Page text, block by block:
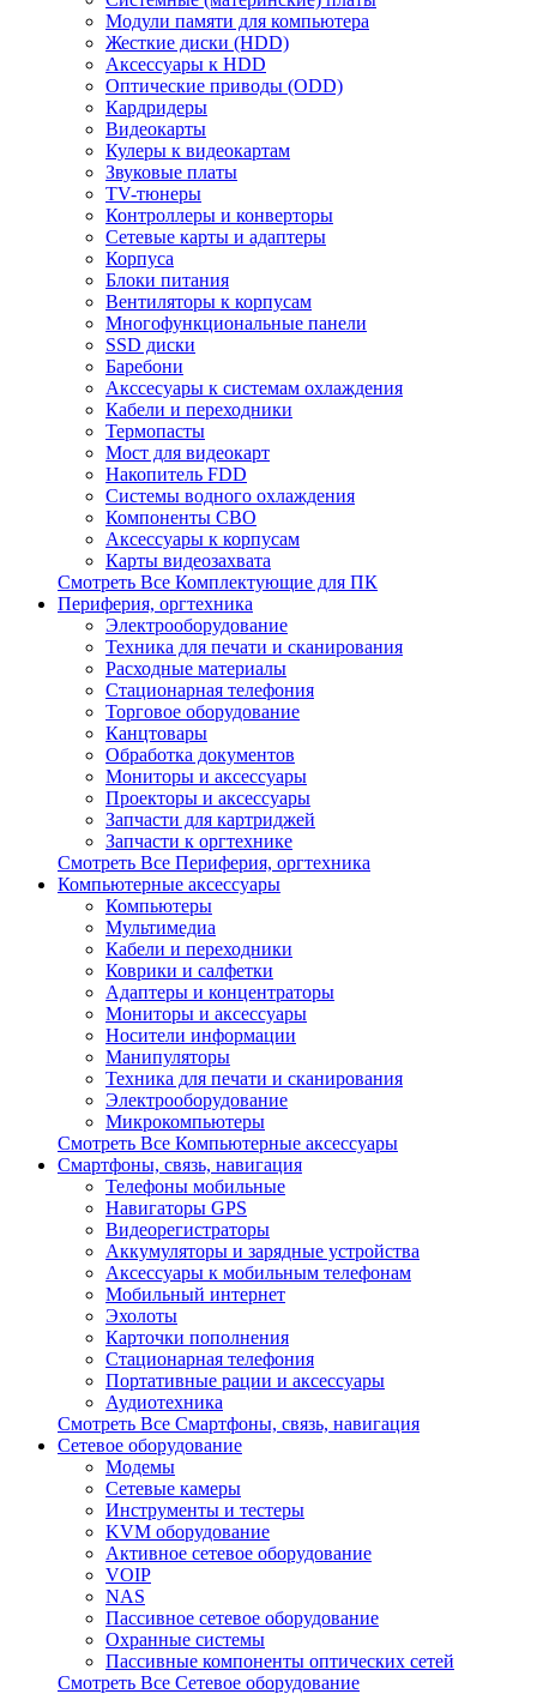
Модули памяти для компьютера
Жесткие диски (HDD)
Аксессуары к HDD
Оптические приводы (ODD)
Кардридеры
Видеокарты
Кулеры к видеокартам
Звуковые платы
TV-тюнеры
Контроллеры и конверторы
Сетевые карты и адаптеры
Корпуса
Блоки питания
Вентиляторы к корпусам
Многофункциональные панели
SSD диски
Баребони
Акссесуары к системам охлаждения
Кабели и переходники
Термопасты
Мост для видеокарт
Накопитель FDD
Системы водного охлаждения
Компоненты СВО
Аксессуары к корпусам
Карты видеозахвата
Смотреть Все Комплектующие для ПК
Периферия, оргтехника
Электрооборудование
Техника для печати и сканирования
Расходные материалы
Стационарная телефония
Торговое оборудование
Канцтовары
Обработка документов
Мониторы и аксессуары
Проекторы и аксессуары
Запчасти для картриджей
Запчасти к оргтехнике
Смотреть Все Периферия, оргтехника
Компьютерные аксессуары
Компьютеры
Мультимедиа
Кабели и переходники
Коврики и салфетки
Адаптеры и концентраторы
Мониторы и аксессуары
Носители информации
Манипуляторы
Техника для печати и сканирования
Электрооборудование
Микрокомпьютеры
Смотреть Все Компьютерные аксессуары
Смартфоны, связь, навигация
Телефоны мобильные
Навигаторы GPS
Видеорегистраторы
Аккумуляторы и зарядные устройства
Аксессуары к мобильным телефонам
Мобильный интернет
Эхолоты
Карточки пополнения
Стационарная телефония
Портативные рации и аксессуары
Аудиотехника
Смотреть Все Смартфоны, связь, навигация
Сетевое оборудование
Модемы
Сетевые камеры
Инструменты и тестеры
KVM оборудование
Активное сетевое оборудование
VOIP
NAS
Пассивное сетевое оборудование
Охранные системы
Пассивные компоненты оптических сетей
Смотреть Все Сетевое оборудование